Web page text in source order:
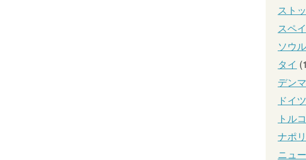
スト
スペ
ソウル
タイ
デン
ドイツ
トルコ
ナポリ
ニュ